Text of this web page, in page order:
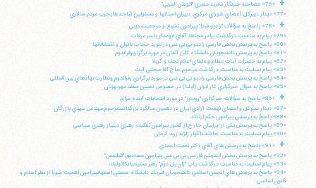
+
«76» مصاحبه خبرنگار نشريه مصري "الوطن العربي"
«77» ديدار دبيركل، اعضاي شوراي مركزي، دبيران استانها و مسئولين شاخه هايحزب مردم سالاري
+
«78» پاسخ به سؤالات "راديو فردا" پيرامون تشيع و مرجعيت ديني
«79» پيام به مناسبت درگذشت برادر مجاهد آقاي ابوعمار ياسر عرفات
«80» پاسخ به پرسش بخش فارسي راديو بي بي سي در مورد حجاب بانوان و اشتغالآنها
«81» پاسخ به پرسش دانشجويان دانشگاه كلن آلمان در مورد برگزاريرفراندوم
«82» پيام به حضرات آيات عظام و علماي اعلام نجف و كربلا
«83» پيام تسليت به مناسبت درگذشت مرحوم حاج آقا مجتبي آيت
«84» پاسخ به پرسش بخش فارسي راديو بي بي سي در مورد برگزاري رفراندوم ونظارت نهادهاي بين المللي
«85» پاسخ به سؤال خبرگزاري كار ايران (ايلنا) در خصوص تعيين سقف مهريهزنان
+
«86» پاسخ به سؤالات خبرگزاري "رويترز" در مورد انتخابات آينده عراق
«87» ديدار دبيركل و اعضاي نهضت آزادي ايران در دهمين سالگرد بزرگداشتمرحوم مهندس مهدي بازرگان
«88» پاسخ به پرسشي پيرامون حكم ارتداد
«89» پاسخ به پرسش يكي از ايرانيان خارج از كشور پيرامون تفكيك رهبري دينياز رهبري سياسي
«90» پيام تسليت به مناسبت حادثه ناگوار زلزله زرند كرمان
+
«91» پاسخ به پرسش هاي آقاي دكتر نعمت احمدي
«92» پاسخ به پرسش بخش اينترنتي فارسي بي بي سي پيرامون مصاديق "قتلنفس"
«93» پيام تسليت به مناسبت درگذشت پاپ "ژان پل دوم" رهبر مسيحيانكاتوليك
«94» پاسخ به پرسش هاي انجمن اسلامي دانشجويان فيزيك دانشگاه صنعتي اصفهانپيرامون اهميت شورا از نظر اسلام و
قانون اساسي